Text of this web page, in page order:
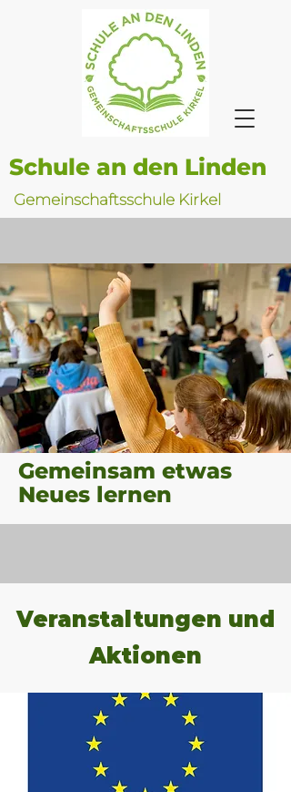
Schule an den Linden
Gemeinschaftsschule Kirkel
Gemeinsam etwas
Neues lernen
Veranstaltungen und
Aktionen